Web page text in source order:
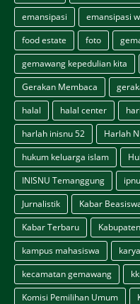
emansipasi
emansipasi
food estate
foto
gemawang kepedulian kita
Gerakan Membaca
halal
halal center
harlah inisnu 52
Harlah
hukum keluarga islam
INISNU Temanggung
ipnu
Jurnalistik
Kabar
Kabar Terbaru
kampus mahasiswa
kecamatan gemawang
Komisi Pemilihan Umum